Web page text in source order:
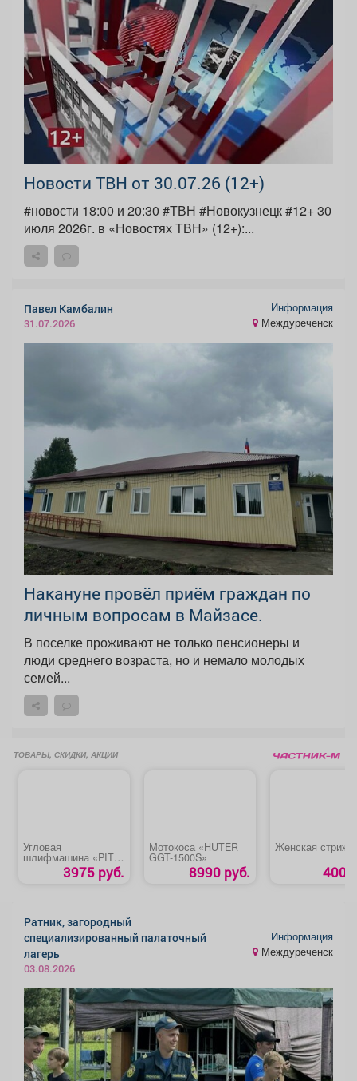
Новости ТВН от 30.07.26 (12+)
#новости 18:00 и 20:30 #ТВН #Новокузнецк #12+ 30
июля 2026г. в «Новостях ТВН» (12+):...
Павел Камбалин
31.07.2026
Информация
Междуреченск
Накануне провёл приём граждан по
личным вопросам в Майзасе.
В поселке проживают не только пенсионеры и
люди среднего возраста, но и немало молодых
семей...
ТОВАРЫ, СКИДКИ, АКЦИИ
Угловая
шлифмашина «PIT
PWS125-C6»3975 руб.
Мотокоса «HUTER
GGT-1500S»
8990 руб.
Женская
400
Ратник, загородный
специализированный палаточный
лагерь
03.08.2026
Информация
Междуреченск